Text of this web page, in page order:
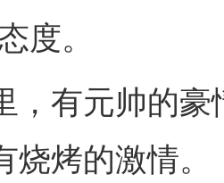
度。
有元帅的豪
烧烤的激情。